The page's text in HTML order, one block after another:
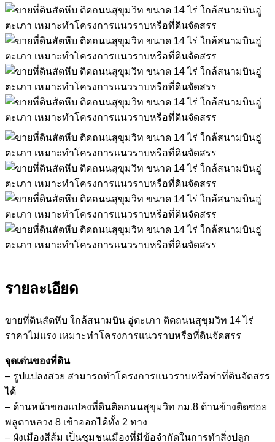
รายละเอียด
ขายที่ดินสัตหีบ ใกล้สนามบิน อู่ตะเภา ติดถนนสุขุมวิท 14 ไร่
ราคาไม่แรง เหมาะทำโครงการแนวราบหรือที่ดินจัดสรร
จุดเด่นของที่ดิน
– รูปแปลงสวย สามารถทำโครงการแนวราบหรือทำที่ดินจัดสรร
ได้
– ด้านหน้าของแปลงที่ดินติดถนนสุขุมวิท กม.8 ด้านข้างติดซอย
พลูตาหลวง 8 เข้าออกได้ทั้ง 2 ทาง
– ผังเมืองสีส้ม เป็นชุมชนเมืองที่มีข้อจำกัดในการทำสิ่งปลูก